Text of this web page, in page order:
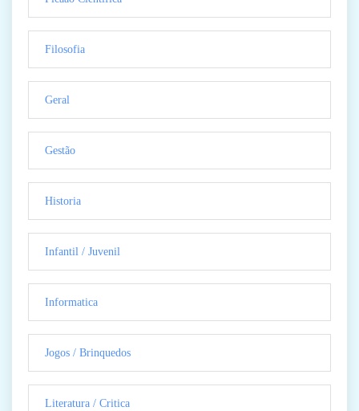
Filosofia
Geral
Gestão
Historia
Infantil / Juvenil
Informatica
Jogos / Brinquedos
Literatura / Critica